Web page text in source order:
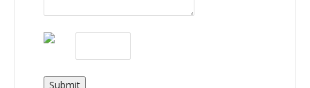
Submit